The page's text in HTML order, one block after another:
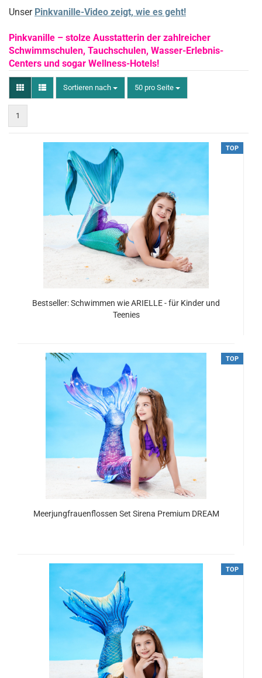
Unser Pinkvanille-Video zeigt, wie es geht!
Pinkvanille – stolze Ausstatterin der zahlreicher
Schwimmschulen, Tauchschulen, Wasser-Erlebnis-
Centers und sogar Wellness-Hotels!
Sortieren nach 50 pro Seite
1
TOP
Bestseller: Schwimmen wie ARIELLE - für Kinder und
Teenies
TOP
Meerjungfrauenflossen Set Sirena Premium DREAM
ab 134,00 EUR TOP